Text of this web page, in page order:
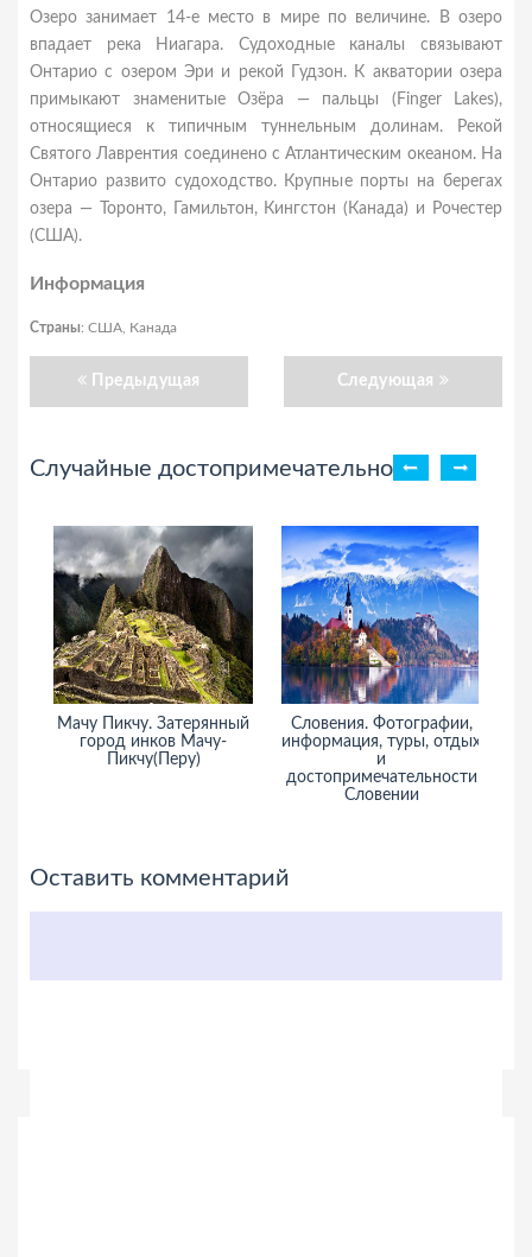
Озеро занимает 14-е место в мире по величине. В озеро
впадает река Ниагара. Судоходные каналы связывают
Онтарио с озером Эри и рекой Гудзон. К акватории озера
примыкают знаменитые Озёра — пальцы (Finger Lakes),
относящиеся к типичным туннельным долинам. Рекой
Святого Лаврентия соединено с Атлантическим океаном. На
Онтарио развито судоходство. Крупные порты на берегах
озера — Торонто, Гамильтон, Кингстон (Канада) и Рочестер
(США).
Информация
Страны: США, Канада
Предыдущая Следующая
Случайные достопримечательности
Мачу Пикчу. Затерянный
город инков Мачу-
Пикчу(Перу)
Словения. Фотографии,
информация, туры, отдых
и
достопримечательности
Словении
Оставить комментарий